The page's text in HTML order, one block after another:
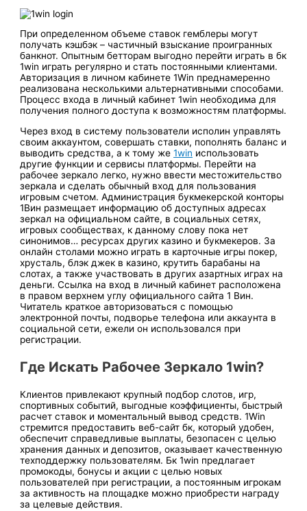
При определенном объеме ставок гемблеры могут
получать кэшбэк – частичный взыскание проигранных
банкнот. Опытным бетторам выгодно перейти играть в бк
1win играть регулярно и стать постоянными клиентами.
Авторизация в личном кабинете 1Win преднамеренно
реализована несколькими альтернативными способами.
Процесс входа в личный кабинет 1win необходима для
получения полного доступа к возможностям платформы.
Через вход в систему пользователи исполин управлять
своим аккаунтом, совершать ставки, пополнять баланс и
выводить средства, а к тому же1win использовать
другие функции и сервисы платформы. Перейти на
рабочее зеркало легко, нужно ввести местожительство
зеркала и сделать обычный вход для пользования
игровым счетом. Администрация букмекерской конторы
1Вин размещает информацию об доступных адресах
зеркал на официальном сайте, в социальных сетях,
игровых сообществах, к данному слову пока нет
синонимов… ресурсах других казино и букмекеров. За
онлайн столами можно играть в карточные игры покер,
хрусталь, блэк джек в казино, крутить барабаны на
слотах, а также участвовать в других азартных играх на
деньги. Ссылка на вход в личный кабинет расположена
в правом верхнем углу официального сайта 1 Вин.
Читатель краткое авторизоваться с помощью
электронной почты, подворье телефона или аккаунта в
социальной сети, ежели он использовался при
регистрации.
Где Искать Рабочее Зеркало 1win?
Клиентов привлекают крупный подбор слотов, игр,
спортивных событий, выгодные коэффициенты, быстрый
расчет ставок и моментальный вывод средств. 1Win
стремится предоставить веб-сайт бк, который удобен,
обеспечит справедливые выплаты, безопасен с целью
хранения данных и депозитов, оказывает качественную
техподдержку пользователям. Бк 1win предлагает
промокоды, бонусы и акции с целью новых
пользователей при регистрации, а постоянным игрокам
за активность на площадке можно приобрести награду
за целевые действия.